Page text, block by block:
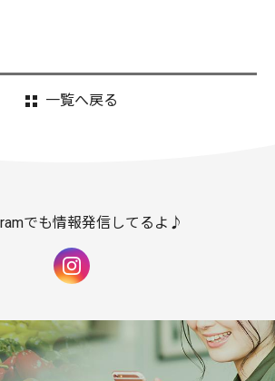
一覧へ戻る
でも情報発信してるよ♪